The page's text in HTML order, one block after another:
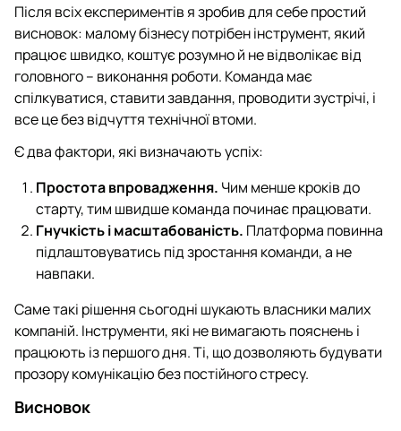
Після всіх експериментів я зробив для себе простий
висновок: малому бізнесу потрібен інструмент, який
працює швидко, коштує розумно й не відволікає від
головного – виконання роботи. Команда має
спілкуватися, ставити завдання, проводити зустрічі, і
все це без відчуття технічної втоми.
Є два фактори, які визначають успіх:
Простота впровадження. Чим менше кроків до
старту, тим швидше команда починає працювати.
Гнучкість і масштабованість. Платформа повинна
підлаштовуватись під зростання команди, а не
навпаки.
Саме такі рішення сьогодні шукають власники малих
компаній. Інструменти, які не вимагають пояснень і
працюють із першого дня. Ті, що дозволяють будувати
прозору комунікацію без постійного стресу.
Висновок